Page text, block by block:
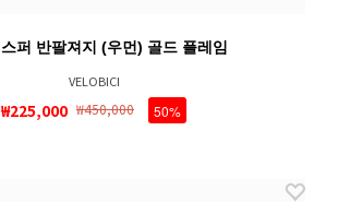
퍼 반팔져지 (우먼) 골드 플레임
VELOBICI
₩225,000 ₩450,000 50%